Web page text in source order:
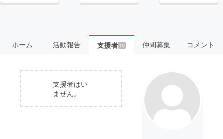
ホーム 活動報告 支援者 10 仲間募集 コメント
支援者はい
ません。